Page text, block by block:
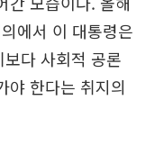
에서 이 대통령은
다 사회적 공론
야 한다는 취지의